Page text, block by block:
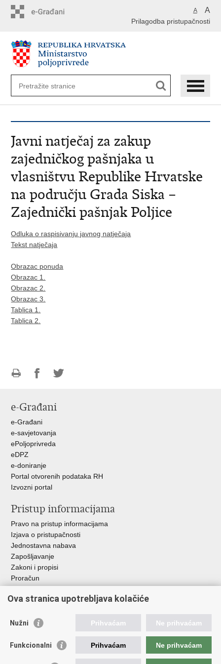
A A
Prilagodba pristupačnosti
Javni natječaj za zakup
zajedničkog pašnjaka u
vlasništvu Republike Hrvatske
na području Grada Siska –
Zajednički pašnjak Poljice
Odluka o raspisivanju javnog natječaja
Tekst natječaja
Obrazac ponuda
Obrazac 1.
Obrazac 2.
Obrazac 3.
Tablica 1.
Tablica 2.
FacebookuTwitteru
e-Građani
e-Građani
e-savjetovanja
ePoljoprivreda
eDPZ
e-doniranje
Portal otvorenih podataka RH
Izvozni portal
Pristup informacijama
Pravo na pristup informacijama
Izjava o pristupačnosti
Jednostavna nabava
Zapošljavanje
Zakoni i propisi
Proračun
RH
Važne poveznice
Hrvatska agencija za poljoprivredu i hranu
Agencija za plaćanja u poljoprivredi, ribarstvu i ruralnom
Ova stranica upotrebljava kolačiće
Nužni Prihvaćam Ne prihvaćam
Funkcionalni Prihvaćam Ne prihvaćam